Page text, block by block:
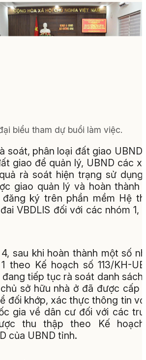
biểu tham dự buổi làm việc.
soát, phân loại đất giao UBND
giao để quản lý, UBND các
rà soát hiện trạng sử
giao quản lý và hoàn thành
đăng ký trên phần mềm Hệ
VBDLIS đối với các nhóm 1,
sau khi hoàn thành một số
theo Kế hoạch số 113/KH-
tiếp tục rà soát danh sách
sở hữu nhà ở đã được cấp
đối khớp, xác thực thông tin
gia về dân cư đối với các
thu thập theo Kế
của UBND tỉnh.